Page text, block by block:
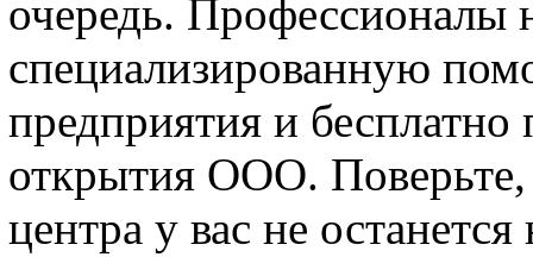
очередь.
специализированную
предприятия и
открытия ООО.
центра у вас не